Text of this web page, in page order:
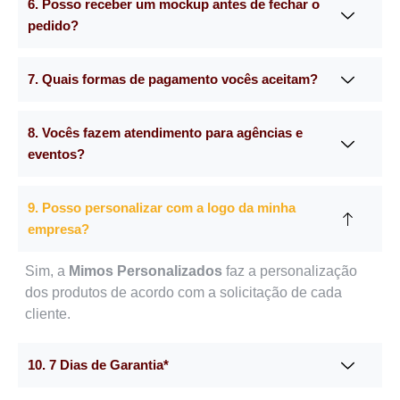
6. Posso receber um mockup antes de fechar o
pedido?
7. Quais formas de pagamento vocês aceitam?
8. Vocês fazem atendimento para agências e
eventos?
9. Posso personalizar com a logo da minha
empresa?
Sim, a Mimos Personalizados faz a personalização
dos produtos de acordo com a solicitação de cada
cliente.
10. 7 Dias de Garantia*